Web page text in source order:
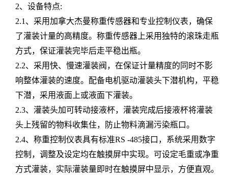
2、设备特点:
2.1、采用加拿大杰曼称重传感器和专业控制仪表，确保
了灌装计量的高精度。称重传感器上采用独特的滚珠走瓶
方式，保证灌装完毕后走平稳出瓶。
2.2、采用快、慢速灌装阀，在保证计量精度的同时不影
响整体灌装的速度。配备电机驱动灌装头下潜机构，平稳
下潜，采用液面上或液面下灌装。
2.3、灌装头加可转动接液杯，灌装完成后接液杯将灌装
头上残留的物料收集住，防止物料滴漏污染瓶口。
2.4、称重控制仪表具有标准RS -485接口，系统采用数字
控制，调整及设定均在触摸屏中实现。可设定毛重或净重
方式灌装，实际灌装量即时在触摸屏中显示，方便直观。